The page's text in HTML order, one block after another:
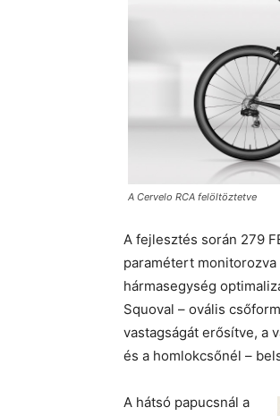
A Cervelo RCA felöltöztetve
A fejlesztés során 279
paramétert
hármasegység
Squoval – ovális
vastagságát erősítve, a
és a homlokcsőnél –
A hátsó papucsnál a